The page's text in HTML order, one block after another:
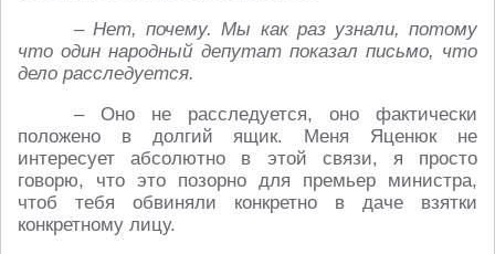
– Нет, почему. Мы как раз узнали, потому
что один народный депутат показал письмо, что
дело расследуется.
– Оно не расследуется, оно фактически
положено в долгий ящик. Меня Яценюк не
интересует абсолютно в этой связи, я просто
говорю, что это позорно для премьер министра,
чтоб тебя обвиняли конкретно в даче взятки
конкретному лицу.